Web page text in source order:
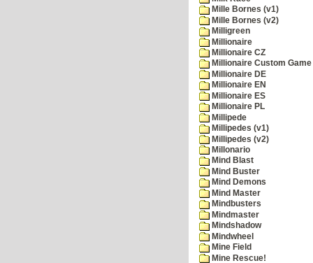
Mille Bornes (v1)
Mille Bornes (v2)
Milligreen
Millionaire
Millionaire CZ
Millionaire Custom
Millionaire DE
Millionaire EN
Millionaire ES
Millionaire PL
Millipede
Millipedes (v1)
Millipedes (v2)
Millonario
Mind Blast
Mind Buster
Mind Demons
Mind Master
Mindbusters
Mindmaster
Mindshadow
Mindwheel
Mine Field
Mine Rescue!